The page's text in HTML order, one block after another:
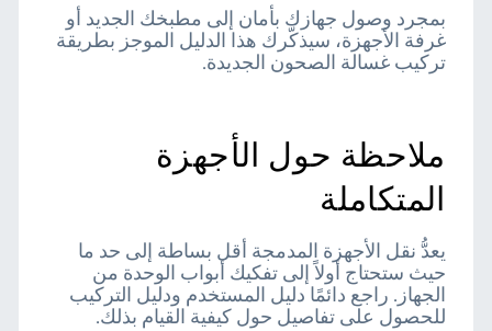
بمجرد وصول جهازك بأمان إلى مطبخك الجديد أو
غرفة الأجهزة، سيذكّرك هذا الدليل الموجز بطريقة
تركيب غسالة الصحون الجديدة.
ملاحظة حول الأجهزة
المتكاملة
يعدُّ نقل الأجهزة المدمجة أقل بساطة إلى حد ما
حيث ستحتاج أولاً إلى تفكيك أبواب الوحدة من
الجهاز. راجع دائمًا دليل المستخدم ودليل التركيب
للحصول على تفاصيل حول كيفية القيام بذلك.